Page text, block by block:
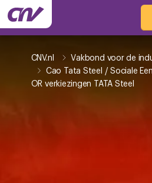
CNV.nl Vakbond voor de
Cao Tata Steel / Sociale
OR verkiezingen TATA Steel